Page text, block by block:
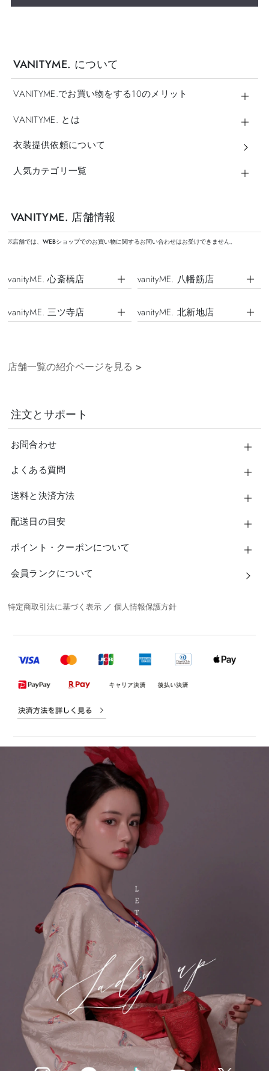
VANITYME. について
VANITYME.でお買い物をする10のメリット
VANITYME. とは
衣装提供依頼について
人気カテゴリ一覧
VANITYME. 店舗情報
※店舗では、WEBショップでのお買い物に関するお問い合わせはお受けできません。
vanityME. 心斎橋店 vanityME. 八幡筋店
vanityME. 三ツ寺店 vanityME. 北新地店
店舗一覧の紹介ページを見る >
注文とサポート
お問合わせ
よくある質問
送料と決済方法
配送日の目安
ポイント・クーポンについて
会員ランクについて
特定商取引法に基づく表示 ／個人情報保護方針